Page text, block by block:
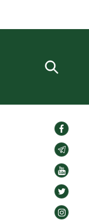
social-
links
social-
links
social-
links
social-
links
social-